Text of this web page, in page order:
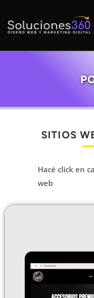
SITIOS
Hacé click en
web